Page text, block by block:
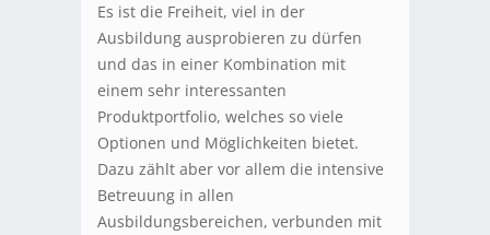
Es ist die Freiheit, viel in der
Ausbildung ausprobieren zu dürfen
und das in einer Kombination mit
einem sehr interessanten
Produktportfolio, welches so viele
Optionen und Möglichkeiten bietet.
Dazu zählt aber vor allem die intensive
Betreuung in allen
Ausbildungsbereichen, verbunden mit